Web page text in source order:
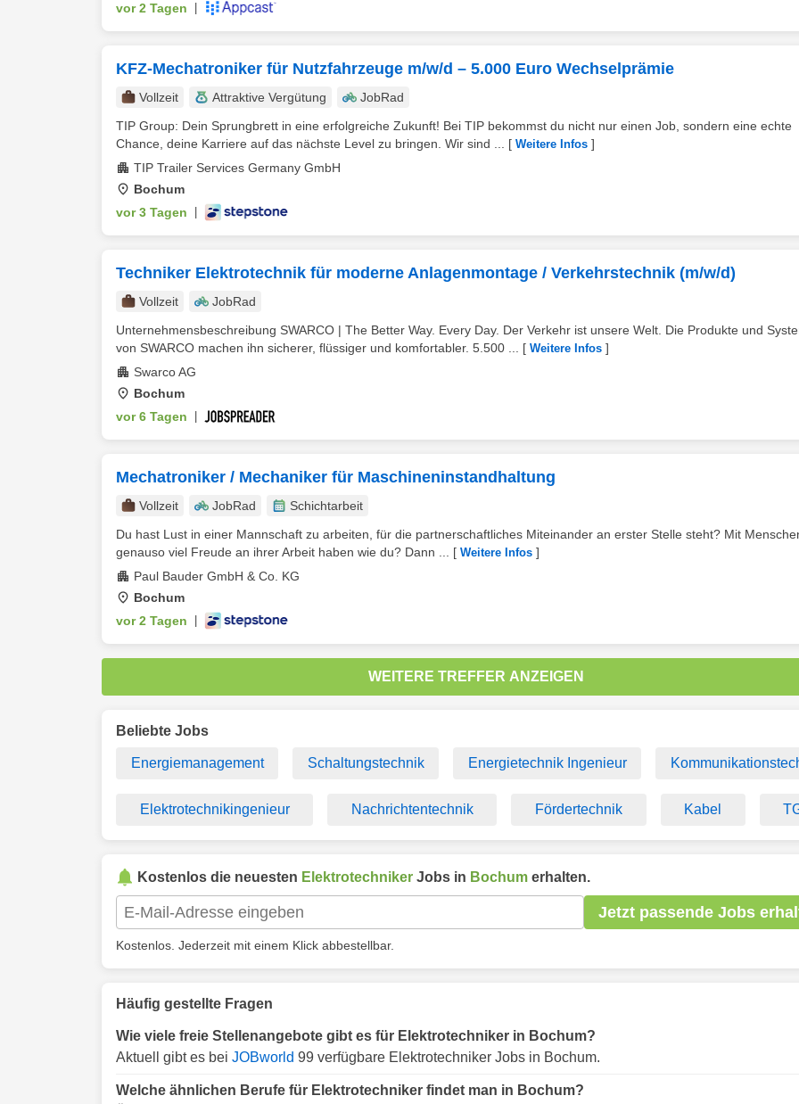
vor 2 Tagen
KFZ-Mechatroniker für Nutzfahrzeuge m/w/d – 5.000 Euro Wechselprämie
Vollzeit Attraktive Vergütung
JobRad
TIP Group: Dein Sprungbrett in eine erfolgreiche Zukunft! Bei TIP bekommst du nicht nur einen Job, sondern eine echte
Chance, deine Karriere auf das nächste Level zu bringen. Wir sind ...
[ Weitere Infos ]
TIP Trailer Services Germany GmbH
Bochum
vor 3 Tagen
Techniker Elektrotechnik für moderne Anlagenmontage / Verkehrstechnik (m/w/d)
Vollzeit
JobRad
Unternehmensbeschreibung SWARCO | The Better Way. Every Day. Der Verkehr ist unsere Welt. Die Produkte und
von SWARCO machen ihn sicherer, flüssiger und komfortabler. 5.500 ...
[ Weitere Infos ]
Swarco AG
Bochum
vor 6 Tagen
Mechatroniker / Mechaniker für Maschineninstandhaltung
Vollzeit JobRad
Schichtarbeit
Du hast Lust in einer Mannschaft zu arbeiten, für die partnerschaftliches Miteinander an erster Stelle steht? Mit
genauso viel Freude an ihrer Arbeit haben wie du? Dann ...
[ Weitere Infos ]
Paul Bauder GmbH & Co. KG
Bochum
vor 2 Tagen
WEITERE TREFFER ANZEIGEN
Beliebte Jobs
Energiemanagement Schaltungstechnik Energietechnik Ingenieur
Elektrotechnikingenieur Nachrichtentechnik Fördertechnik Kabel
Kostenlos die neuesten Elektrotechniker Jobs in Bochum erhalten.
Jetzt passende Jobs
Kostenlos. Jederzeit mit einem Klick abbestellbar.
Häufig gestellte Fragen
Wie viele freie Stellenangebote gibt es für Elektrotechniker in Bochum?
Aktuell gibt es bei JOBworld 99 verfügbare Elektrotechniker Jobs in Bochum.
Welche ähnlichen Berufe für Elektrotechniker findet man in Bochum?